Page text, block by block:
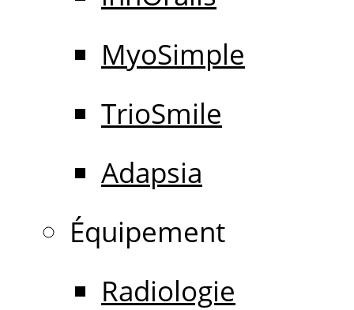
MyoSimple
TrioSmile
Adapsia
Équipement
Radiologie